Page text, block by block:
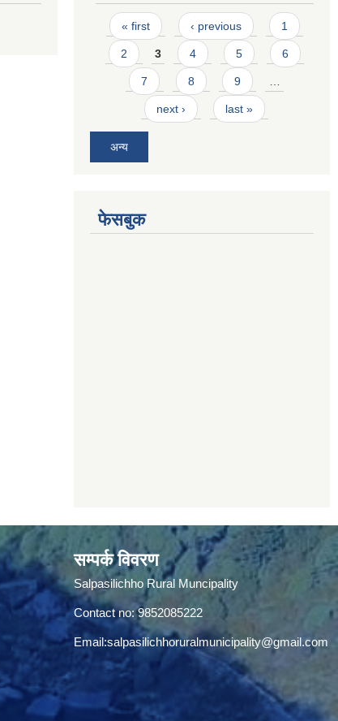
Pages
« first ‹ previous 1
2 3 4 5 6
7 8 9 …
next › last »
अन्य
फेसबुक
सम्पर्क विवरण
Salpasilichho Rural Muncipality
Contact no: 9852085222
Email:salpasilichhoruralmunicipality@gmail.com